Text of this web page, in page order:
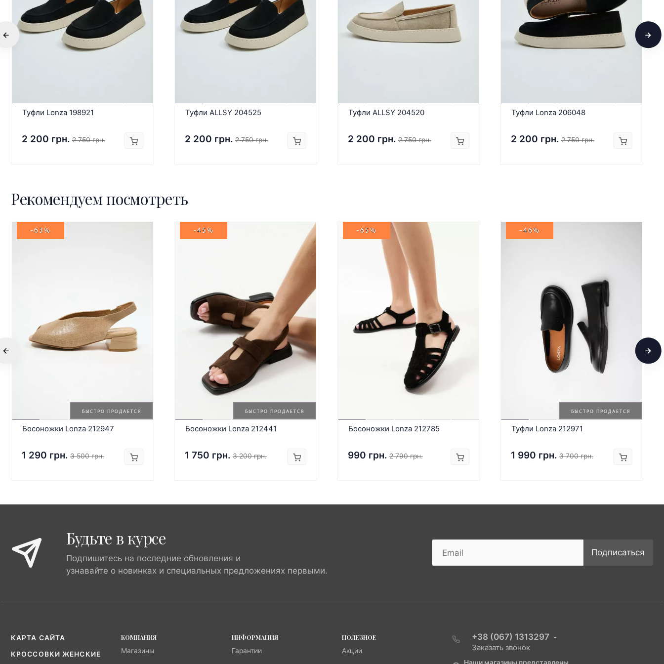
Туфли Lonza 198921
2 200 грн. 2 750 грн.
Туфли ALLSY 204525
2 200 грн. 2 750 грн.
Туфли ALLSY 204520
2 200 грн. 2 750 грн.
Туфли Lonza 206048
2 200 грн. 2 750 грн.
Рекомендуем посмотреть
БЫСТРО ПРОДАЕТСЯ
-63%
Босоножки Lonza 212947
1 290 грн. 3 500 грн.
БЫСТРО ПРОДАЕТСЯ
-45%
Босоножки Lonza 212441
1 750 грн. 3 200 грн.
-65%
Босоножки Lonza 212785
990 грн. 2 790 грн.
БЫСТРО ПРОДАЕТСЯ
-46%
Туфли Lonza 212971
1 990 грн. 3 700 грн.
Будьте в курсе
Подпишитесь на последние обновления и
узнавайте о новинках и специальных предложениях первыми.
Подписаться
КАРТА САЙТА
КРОССОВКИ ЖЕНСКИЕ
КОМПАНИЯ
Магазины
ИНФОРМАЦИЯ
Гарантии
ПОЛЕЗНОЕ
Акции
+38 (067) 1313297
Заказать звонок